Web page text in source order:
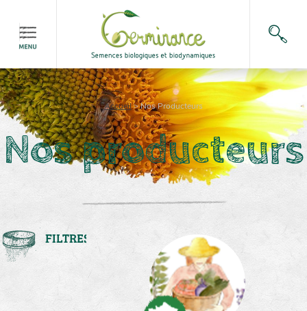
Accueil>Nos Producteurs
Nos producteurs
FILTRES